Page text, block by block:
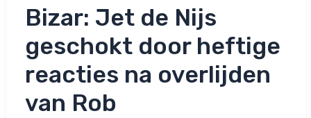
Bizar: Jet de Nijs
geschokt door heftige
reacties na overlijden
van Rob